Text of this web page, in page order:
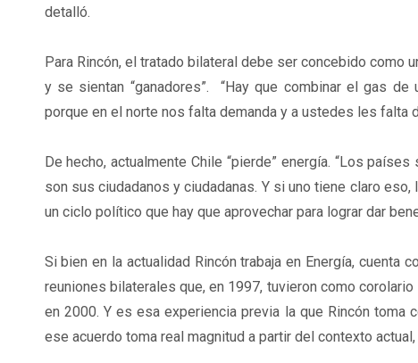
detalló.
Para Rincón, el tratado bilateral debe ser concebido como
y se sientan “ganadores”. “Hay que combinar el gas
porque en el norte nos falta demanda y a ustedes les falta
De hecho, actualmente Chile “pierde” energía. “Los
son sus ciudadanos y ciudadanas. Y si uno tiene claro
un ciclo político que hay que aprovechar para lograr dar
Si bien en la actualidad Rincón trabaja en Energía, cuenta
reuniones bilaterales que, en 1997, tuvieron como
en 2000. Y es esa experiencia previa la que Rincón toma
ese acuerdo toma real magnitud a partir del contexto